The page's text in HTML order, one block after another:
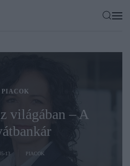
PIACOK
világában – A
13 PIACOK